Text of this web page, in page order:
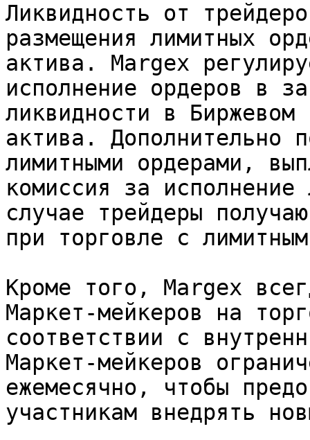
Ликвидность от
размещения лимитных
актива. Margex
исполнение ордеров в
ликвидности в Биржевом
актива. Дополнительно
лимитными ордерами,
комиссия за
случае трейдеры
при торговле с
Кроме того, Margex
Маркет-мейкеров на
соответствии с
Маркет-мейкеров
ежемесячно, чтобы
участникам внедрять